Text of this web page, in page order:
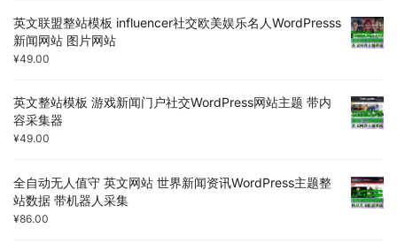
英文联盟整站模板 influencer社交欧美娱乐名人WordPresss
新闻网站 图片网站
¥49.00
英文整站模板 游戏新闻门户社交WordPress网站主题 带内
容采集器
¥49.00
全自动无人值守 英文网站 世界新闻资讯WordPress主题整
站数据 带机器人采集
¥86.00